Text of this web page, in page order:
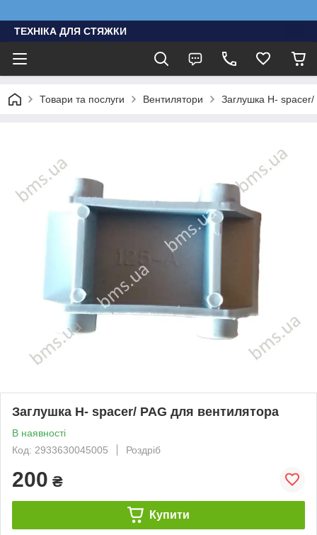
ТЕХНІКА ДЛЯ СТЯЖКИ
Товари та послуги Вентилятори Заглушка H- spacer/
Заглушка H- spacer/ PAG для вентилятора
В наявності
Код: 2933630045005
Роздріб
200 ₴
Купити